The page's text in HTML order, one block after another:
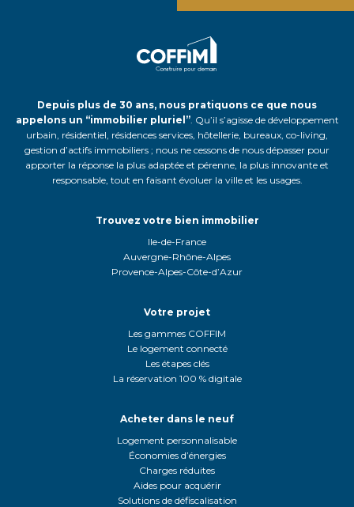
Depuis plus de 30 ans, nous pratiquons ce que nous
appelons un “immobilier pluriel”. Qu’il s’agisse de développement
urbain, résidentiel, résidences services, hôtellerie, bureaux, co-living,
gestion d’actifs immobiliers ; nous ne cessons de nous dépasser pour
apporter la réponse la plus adaptée et pérenne, la plus innovante et
responsable, tout en faisant évoluer la ville et les usages.
Trouvez votre bien immobilier
Ile-de-France
Auvergne-Rhône-Alpes
Provence-Alpes-Côte-d’Azur
Votre projet
Les gammes COFFIM
Le logement connecté
Les étapes clés
La réservation 100 % digitale
Acheter dans le neuf
Logement personnalisable
Économies d’énergies
Charges réduites
Aides pour acquérir
Solutions de défiscalisation